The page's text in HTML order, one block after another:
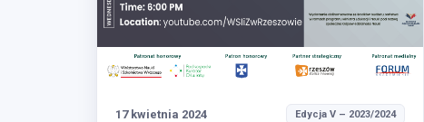
17 kwietnia 2024 Edycja V – 2023/2024